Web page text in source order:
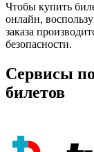
Чтобы купить
онлайн,
заказа
безопасности.
Сервисы
билетов